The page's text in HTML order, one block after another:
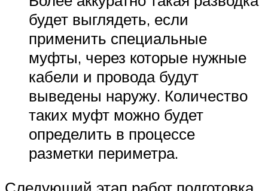
будет выглядеть, если
применить специальные
муфты, через которые нужные
кабели и провода будут
выведены наружу. Количество
таких муфт можно будет
определить в процессе
разметки периметра.